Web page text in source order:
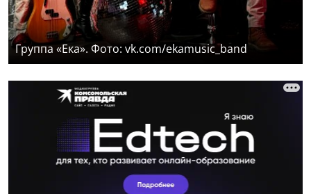
Группа «Ека». Фото: vk.com/ekamusic_band